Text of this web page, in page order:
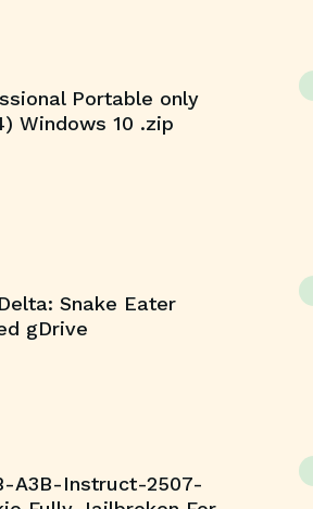
Portable only
Windows 10 .zip
Snake Eater
gDrive
A3B-Instruct-2507-